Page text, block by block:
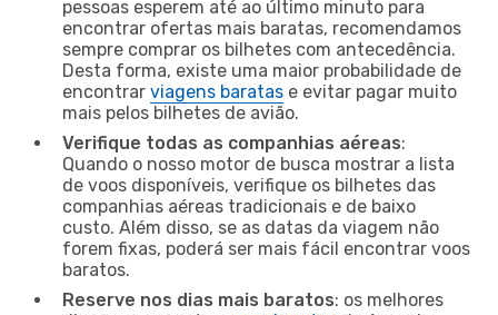
pessoas esperem até ao último minuto para
encontrar ofertas mais baratas, recomendamos
sempre comprar os bilhetes com antecedência.
Desta forma, existe uma maior probabilidade de
encontrar viagens baratas e evitar pagar muito
mais pelos bilhetes de avião.
Verifique todas as companhias aéreas:
Quando o nosso motor de busca mostrar a lista
de voos disponíveis, verifique os bilhetes das
companhias aéreas tradicionais e de baixo
custo. Além disso, se as datas da viagem não
forem fixas, poderá ser mais fácil encontrar voos
baratos.
Reserve nos dias mais baratos: os melhores